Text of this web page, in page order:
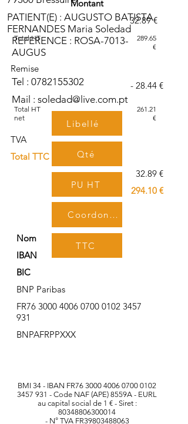
PATIENT(E) : AUGUSTO BATISTA
FERNANDES Maria Soledad
REFERENCE : ROSA-7013-
AUGUS
Tel : 0782155302
Mail : soledad@live.com.pt
Libellé
Qté
PU HT
TVA
TTC
Montant
32.89 €
Total HT
289.65
€
Remise
- 28.44 €
Total HT
net
261.21
€
TVA
Total TTC
32.89 €
294.10 €
Coordonnées bancaires
Nom
IBAN
BIC
BNP Paribas
FR76 3000 4006 0700 0102 3457
931
BNPAFRPPXXX
BMI 34 - IBAN FR76 3000 4006 0700 0102
3457 931 - Code NAF (APE) 8559A - EURL
au capital social de 1 € - Siret :
80348806300014
- N° TVA FR39803488063